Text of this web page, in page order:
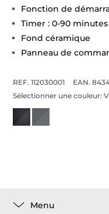
Fonction de
Timer : 0-90 minutes
Fond céramique
Panneau de
REF. 112030001
EAN.
Sélectionner une couleur:
Menu